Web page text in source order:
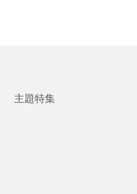
主題特集